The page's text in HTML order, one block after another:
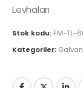
Levhaları
Stok kodu: FM-TL-
Kategoriler: